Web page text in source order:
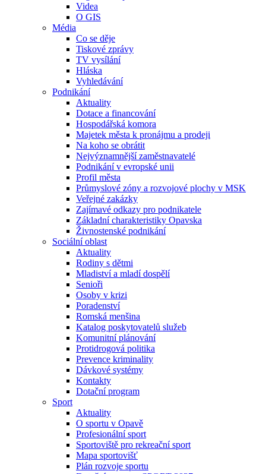
Videa
O GIS
Média
Co se děje
Tiskové zprávy
TV vysílání
Hláska
Vyhledávání
Podnikání
Aktuality
Dotace a financování
Hospodářská komora
Majetek města k pronájmu a prodeji
Na koho se obrátit
Nejvýznamnější zaměstnavatelé
Podnikání v evropské unii
Profil města
Průmyslové zóny a rozvojové plochy v MSK
Veřejné zakázky
Zajímavé odkazy pro podnikatele
Základní charakteristiky Opavska
Živnostenské podnikání
Sociální oblast
Aktuality
Rodiny s dětmi
Mladiství a mladí dospělí
Senioři
Osoby v krizi
Poradenství
Romská menšina
Katalog poskytovatelů služeb
Komunitní plánování
Protidrogová politika
Prevence kriminality
Dávkové systémy
Kontakty
Dotační program
Sport
Aktuality
O sportu v Opavě
Profesionální sport
Sportoviště pro rekreační sport
Mapa sportovišť
Plán rozvoje sportu